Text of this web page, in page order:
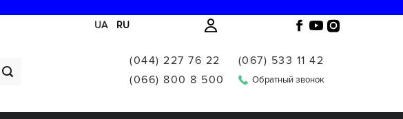
UA RU
(044) 227 76 22
(066) 800 8 500
(067) 533 11 42
Обратный звонок